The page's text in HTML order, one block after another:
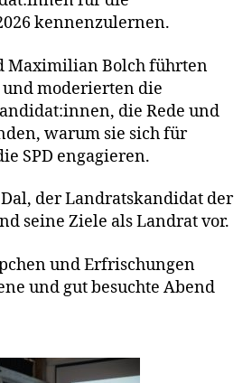
kennenzulernen.
Maximilian Bolch führten
moderierten die
die Rede und
warum sie sich für
SPD engagieren.
der Landratskandidat der
seine Ziele als Landrat vor.
und Erfrischungen
und gut besuchte Abend